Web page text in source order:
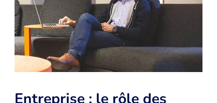
Entreprise : le rôle des